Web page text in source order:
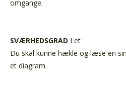
omgange.
SVÆRHEDSGRAD Let
Du skal kunne hækle og læse en
et diagram.